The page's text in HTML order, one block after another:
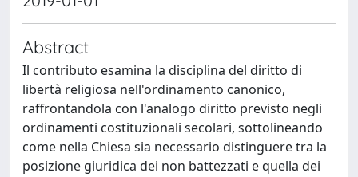
Abstract
Il contributo esamina la disciplina del diritto di
libertà religiosa nell'ordinamento canonico,
raffrontandola con l'analogo diritto previsto negli
ordinamenti costituzionali secolari, sottolineando
come nella Chiesa sia necessario distinguere tra la
posizione giuridica dei non battezzati e quella dei